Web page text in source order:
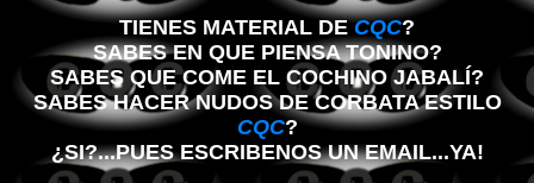
TIENES MATERIAL DECQC?
SABES EN QUE PIENSA TONINO?
SABES QUE COME EL COCHINO JABALÍ?
SABES HACER NUDOS DE CORBATA ESTILO
CQC?
¿SI?...PUES ESCRIBENOS UN EMAIL...YA!